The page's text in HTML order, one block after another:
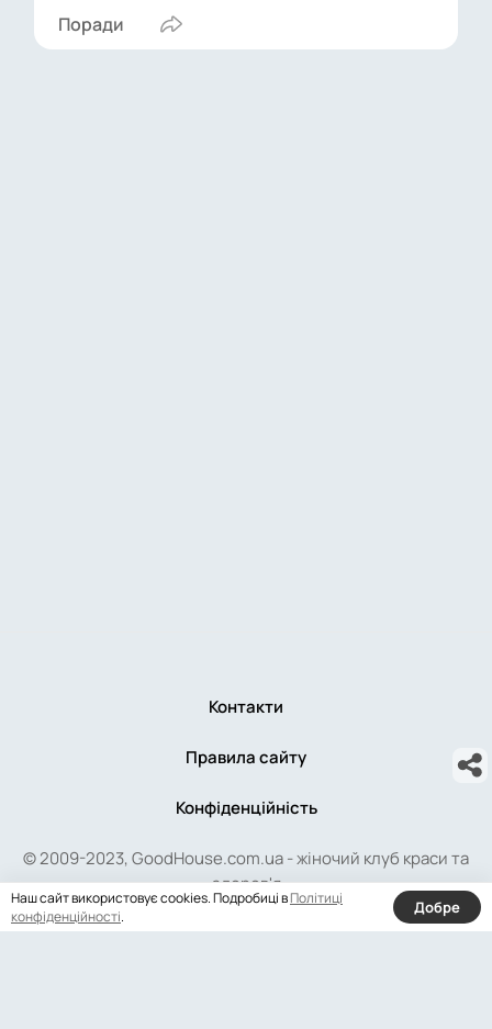
Поради
© 2009-2023, GoodHouse.com.ua - жіночий клуб краси та
здоров'я
Контакти
Правила сайту
Конфіденційність
Наш сайт використовує cookies. Подробиці вПолітиці
конфіденційності. Добре